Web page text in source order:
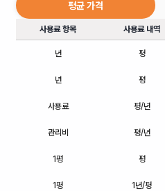
평균 가격
사용료 항목 사용료 내역
년 평
년 평
사용료 평/년
관리비 평/년
1평 평
1평 1년/평